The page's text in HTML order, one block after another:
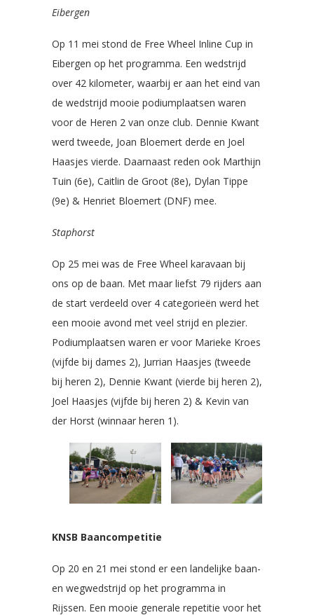
Eibergen
Op 11 mei stond de Free Wheel Inline Cup in
Eibergen op het programma. Een wedstrijd
over 42 kilometer, waarbij er aan het eind van
de wedstrijd mooie podiumplaatsen waren
voor de Heren 2 van onze club. Dennie Kwant
werd tweede, Joan Bloemert derde en Joel
Haasjes vierde. Daarnaast reden ook Marthijn
Tuin (6e), Caitlin de Groot (8e), Dylan Tippe
(9e) & Henriet Bloemert (DNF) mee.
Staphorst
Op 25 mei was de Free Wheel karavaan bij
ons op de baan. Met maar liefst 79 rijders aan
de start verdeeld over 4 categorieën werd het
een mooie avond met veel strijd en plezier.
Podiumplaatsen waren er voor Marieke Kroes
(vijfde bij dames 2), Jurrian Haasjes (tweede
bij heren 2), Dennie Kwant (vierde bij heren 2),
Joel Haasjes (vijfde bij heren 2) & Kevin van
der Horst (winnaar heren 1).
KNSB Baancompetitie
Op 20 en 21 mei stond er een landelijke baan-
en wegwedstrijd op het programma in
Rijssen. Een mooie generale repetitie voor het